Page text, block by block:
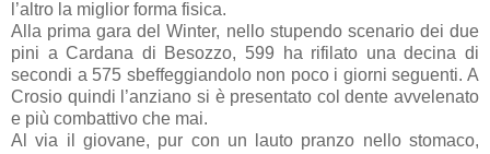
l’altro la miglior forma fisica.
Alla prima gara del Winter, nello stupendo scenario dei due
pini a Cardana di Besozzo, 599 ha rifilato una decina di
secondi a 575 sbeffeggiandolo non poco i giorni seguenti. A
Crosio quindi l’anziano si è presentato col dente avvelenato
e più combattivo che mai.
Al via il giovane, pur con un lauto pranzo nello stomaco,